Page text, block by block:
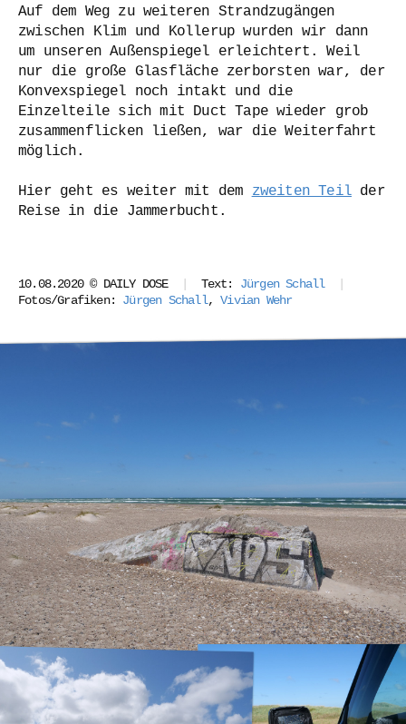
Auf dem Weg zu weiteren Strandzugängen
zwischen Klim und Kollerup wurden wir dann
um unseren Außenspiegel erleichtert. Weil
nur die große Glasfläche zerborsten war, der
Konvexspiegel noch intakt und die
Einzelteile sich mit Duct Tape wieder grob
zusammenflicken ließen, war die Weiterfahrt
möglich.
Hier geht es weiter mit dem zweiten Teil der
Reise in die Jammerbucht.
10.08.2020 © DAILY DOSE Text: Jürgen Schall
Fotos/Grafiken: Jürgen Schall,Vivian Wehr